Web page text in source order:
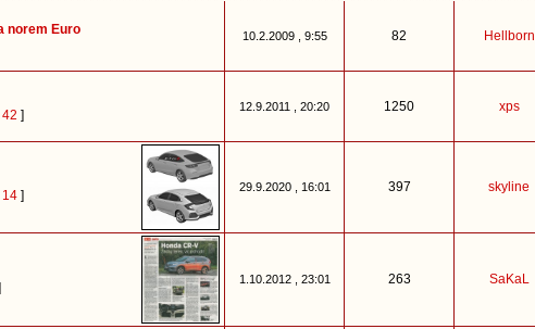
norem Euro
10.2.2009 , 9:55 82 Hellborn
42 ]
12.9.2011 , 20:20 1250 xps
14 ]
29.9.2020 , 16:01 397 skyline
1.10.2012 , 23:01 263 SaKaL